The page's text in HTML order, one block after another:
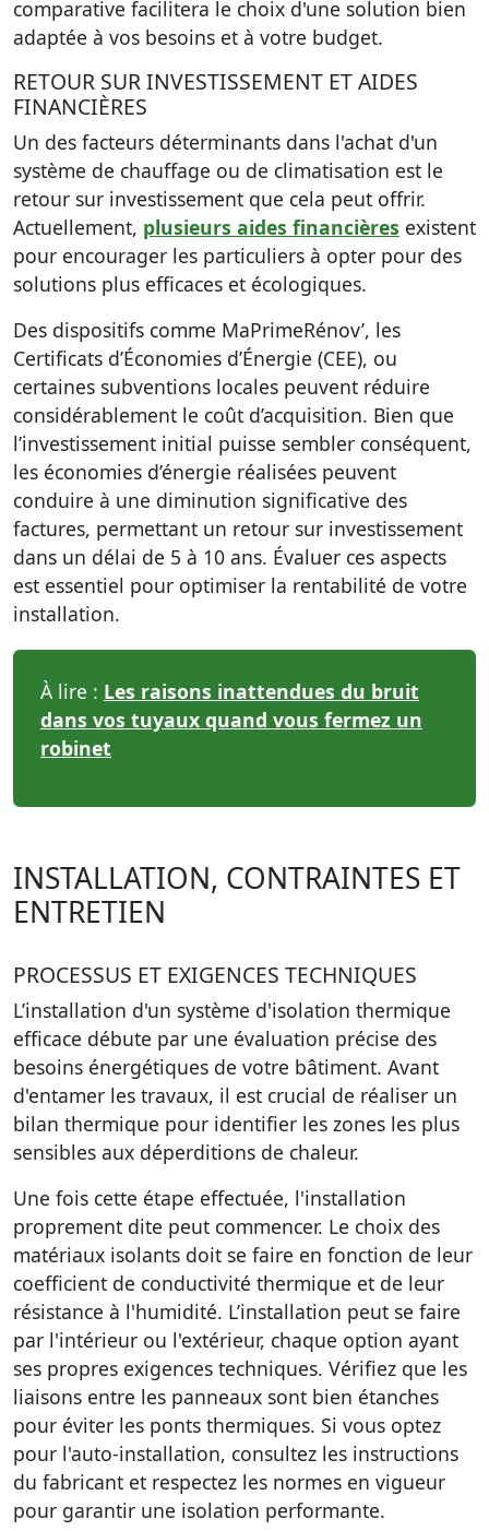
comparative facilitera le choix d'une solution bien
adaptée à vos besoins et à votre budget.
RETOUR SUR INVESTISSEMENT ET AIDES
FINANCIÈRES
Un des facteurs déterminants dans l'achat d'un
système de chauffage ou de climatisation est le
retour sur investissement que cela peut offrir.
Actuellement, plusieurs aides financières existent
pour encourager les particuliers à opter pour des
solutions plus efficaces et écologiques.
Des dispositifs comme MaPrimeRénov’, les
Certificats d’Économies d’Énergie (CEE), ou
certaines subventions locales peuvent réduire
considérablement le coût d’acquisition. Bien que
l’investissement initial puisse sembler conséquent,
les économies d’énergie réalisées peuvent
conduire à une diminution significative des
factures, permettant un retour sur investissement
dans un délai de 5 à 10 ans. Évaluer ces aspects
est essentiel pour optimiser la rentabilité de votre
installation.
À lire : Les raisons inattendues du bruit
dans vos tuyaux quand vous fermez un
robinet
INSTALLATION, CONTRAINTES ET
ENTRETIEN
PROCESSUS ET EXIGENCES TECHNIQUES
L’installation d'un système d'isolation thermique
efficace débute par une évaluation précise des
besoins énergétiques de votre bâtiment. Avant
d'entamer les travaux, il est crucial de réaliser un
bilan thermique pour identifier les zones les plus
sensibles aux déperditions de chaleur.
Une fois cette étape effectuée, l'installation
proprement dite peut commencer. Le choix des
matériaux isolants doit se faire en fonction de leur
coefficient de conductivité thermique et de leur
résistance à l'humidité. L’installation peut se faire
par l'intérieur ou l'extérieur, chaque option ayant
ses propres exigences techniques. Vérifiez que les
liaisons entre les panneaux sont bien étanches
pour éviter les ponts thermiques. Si vous optez
pour l'auto-installation, consultez les instructions
du fabricant et respectez les normes en vigueur
pour garantir une isolation performante.